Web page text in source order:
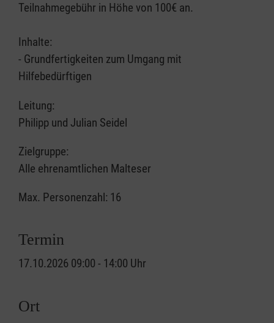
Teilnahmegebühr in Höhe von 100€ an.
Inhalte:
- Grundfertigkeiten zum Umgang mit
Hilfebedürftigen
Leitung:
Philipp und Julian Seidel
Zielgruppe:
Alle ehrenamtlichen Malteser
Max. Personenzahl: 16
Termin
17.10.2026 09:00 - 14:00 Uhr
Ort